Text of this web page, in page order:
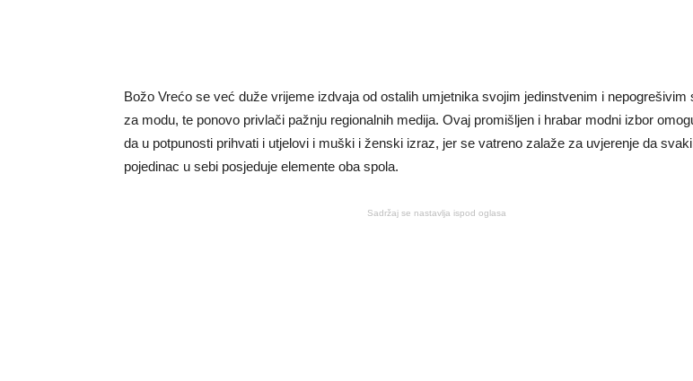
Božo Vrećo se već duže vrijeme izdvaja od ostalih umjetnika svojim jedinstvenim i nepogrešivim
za modu, te ponovo privlači pažnju regionalnih medija. Ovaj promišljen i hrabar modni izbor
da u potpunosti prihvati i utjelovi i muški i ženski izraz, jer se vatreno zalaže za uvjerenje da svaki
pojedinac u sebi posjeduje elemente oba spola.
Sadržaj se nastavlja ispod oglasa